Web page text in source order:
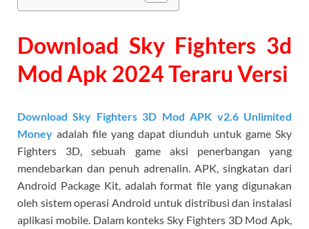
Download Sky Fighters 3d
Mod Apk 2024 Teraru Versi
Download Sky Fighters 3D Mod APK v2.6 Unlimited
Money adalah file yang dapat diunduh untuk game Sky
Fighters 3D, sebuah game aksi penerbangan yang
mendebarkan dan penuh adrenalin. APK, singkatan dari
Android Package Kit, adalah format file yang digunakan
oleh sistem operasi Android untuk distribusi dan instalasi
aplikasi mobile. Dalam konteks Sky Fighters 3D Mod Apk,